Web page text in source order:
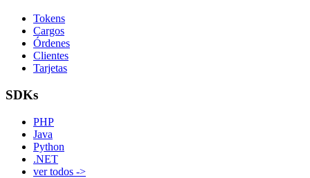
Tokens
Cargos
Órdenes
Clientes
Tarjetas
SDKs
PHP
Java
Python
.NET
ver todos ->